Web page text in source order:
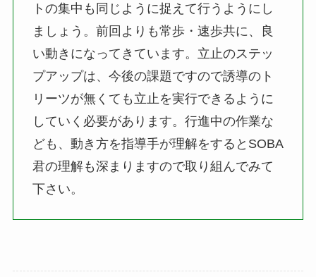
トの集中も同じように捉えて行うようにし
ましょう。前回よりも常歩・速歩共に、良
い動きになってきています。立止のステッ
プアップは、今後の課題ですので誘導のト
リーツが無くても立止を実行できるように
していく必要があります。行進中の作業な
ども、動き方を指導手が理解をするとSOBA
君の理解も深まりますので取り組んでみて
下さい。